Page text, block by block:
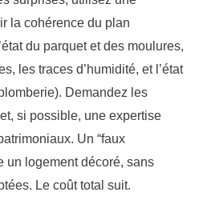
la cohérence du plan
du parquet et des moulures,
les traces d’humidité, et l’état
Demandez les
si possible, une expertise
Un “faux
un logement décoré, sans
Le coût total suit.